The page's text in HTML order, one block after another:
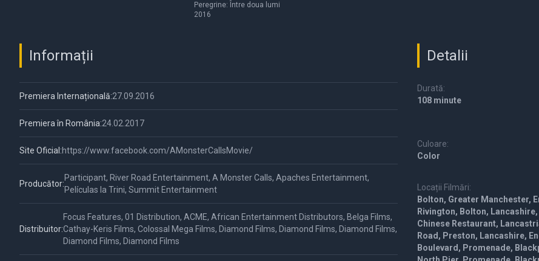
Peregrine: Între doua lumi
2016
Informații
Premiera Internațională:27.09.2016
Premiera în România:24.02.2017
Site Oficial:https://www.facebook.com/AMonsterCallsMovie/
Producător:
Participant, River Road Entertainment, A Monster Calls, Apaches Entertainment,
Películas la Trini, Summit Entertainment
Distribuitor:
Focus Features, 01 Distribution, ACME, African Entertainment Distributors, Belga Films,
Cathay-Keris Films, Colossal Mega Films, Diamond Films, Diamond Films, Diamond Films,
Diamond Films, Diamond Films
Detalii
Durată:
108 minute
Culoare:
Color
Locații Filmări:
Bolton, Greater Manchester,
Rivington, Bolton,
Chinese Restaurant,
Road, Preston, Lancashire,
Boulevard, Promenade,